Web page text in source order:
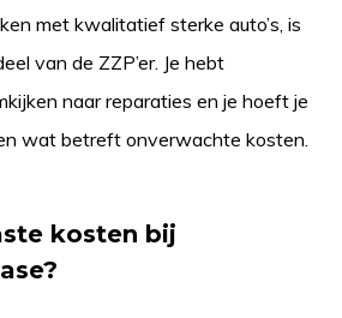
met kwalitatief sterke auto’s, is
van de ZZP’er. Je hebt
naar reparaties en je hoeft je
wat betreft onverwachte kosten.
kosten bij